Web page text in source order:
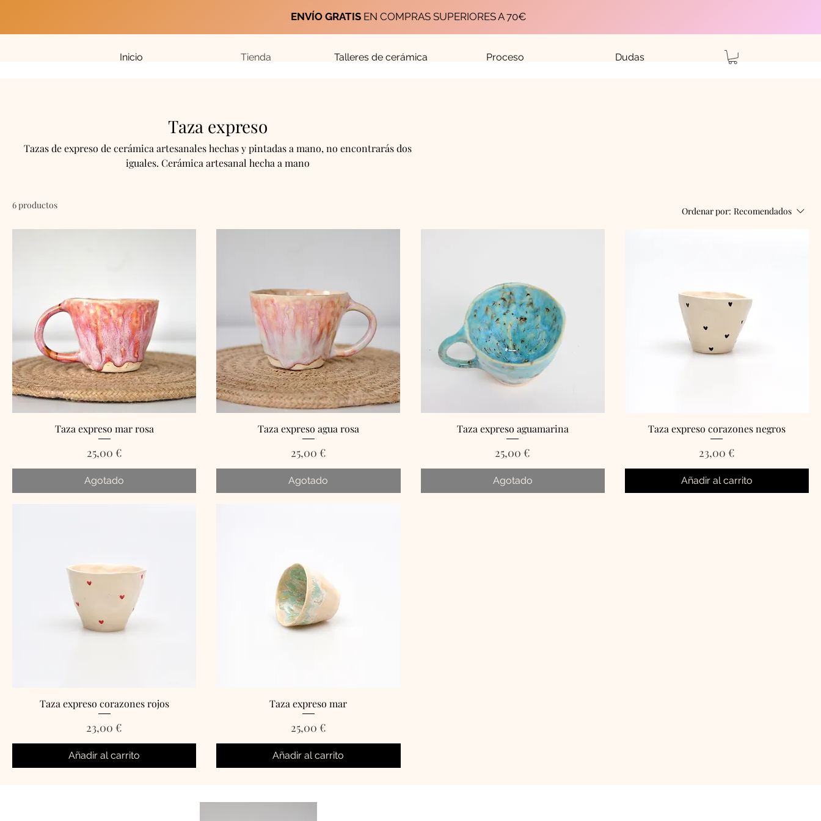
Inicio Tienda Talleres de cerámica Proceso Dudas
ENVÍO GRATIS EN COMPRAS SUPERIORES A 70€
Taza expreso
Tazas de expreso de cerámica artesanales hechas y pintadas a mano, no encontrarás dos
iguales. Cerámica artesanal hecha a mano
6 productos
Ordenar por: Recomendados
Taza expreso mar rosa
Precio
25,00 €
Agotado
Taza expreso agua rosa
Precio
25,00 €
Agotado
Taza expreso aguamarina
Precio
25,00 €
Agotado
Taza expreso corazones negros
Precio
23,00 €
Añadir al carrito
Taza expreso corazones rojos
Precio
23,00 €
Añadir al carrito
Taza expreso mar
Precio
25,00 €
Añadir al carrito